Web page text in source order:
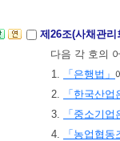
제26조(사채관
다음 각 호의
1.
「은행법」
2.
「한국산
3.
「중소기
4.
「농업협